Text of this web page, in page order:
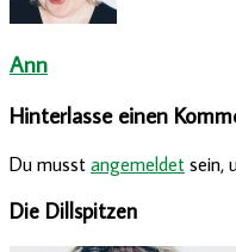
Ann
Hinterlasse einen
Du musst angemeldet sein,
Die Dillspitzen